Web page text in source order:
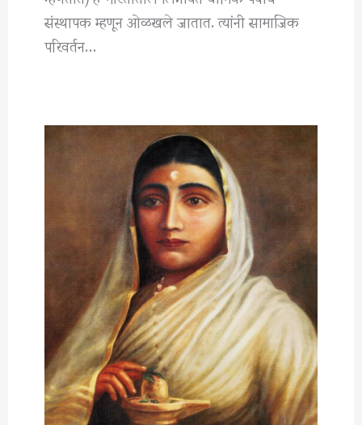
संस्थापक म्हणून ओळखले जातात. त्यांनी सामाजिक
परिवर्तन…